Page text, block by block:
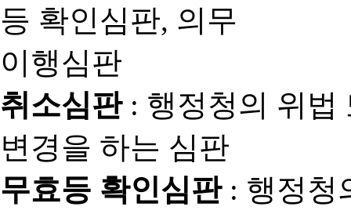
취소심판: 행정청의 위법
변경을 하는 심판
무효등 확인심판: 행정청